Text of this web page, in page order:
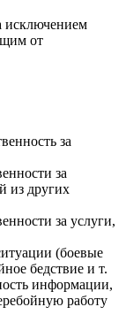
исключением
от
за
за
из других
за услуги,
(боевые
бедствие и т.
информации,
работу